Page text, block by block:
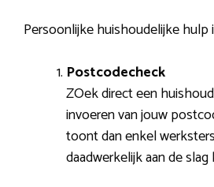
Persoonlijke huishoudelijke hulp
Postcodecheck
ZOek direct een
invoeren van jouw
toont dan enkel
daadwerkelijk aan de slag